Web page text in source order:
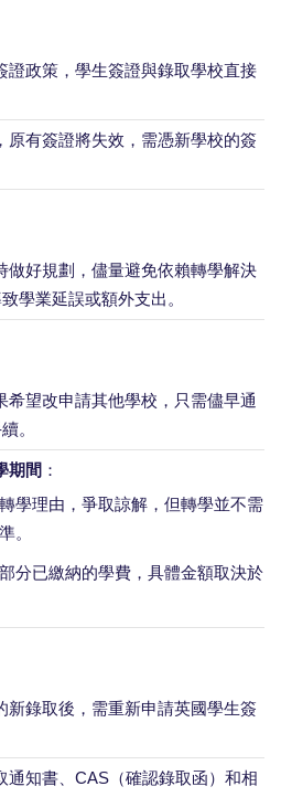
證政策，學生簽證與錄取學校直接
原有簽證將失效，需憑新學校的簽
做好規劃，儘量避免依賴轉學解決
學業延誤或額外支出。
希望改申請其他學校，只需儘早通
。
期間 ：
學理由，爭取諒解，但轉學並不需
。
分已繳納的學費，具體金額取決於
新錄取後，需重新申請英國學生簽
通知書、CAS（確認錄取函）和相